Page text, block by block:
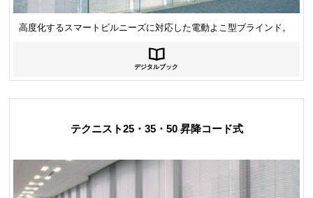
高度化するスマートビルニーズに対応した電動よこ型ブラインド。
デジタルブック
テクニスト25・35・50 昇降コード式